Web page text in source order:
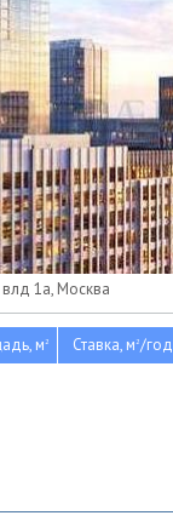
1а, Москва
м2 Ставка, м2/год